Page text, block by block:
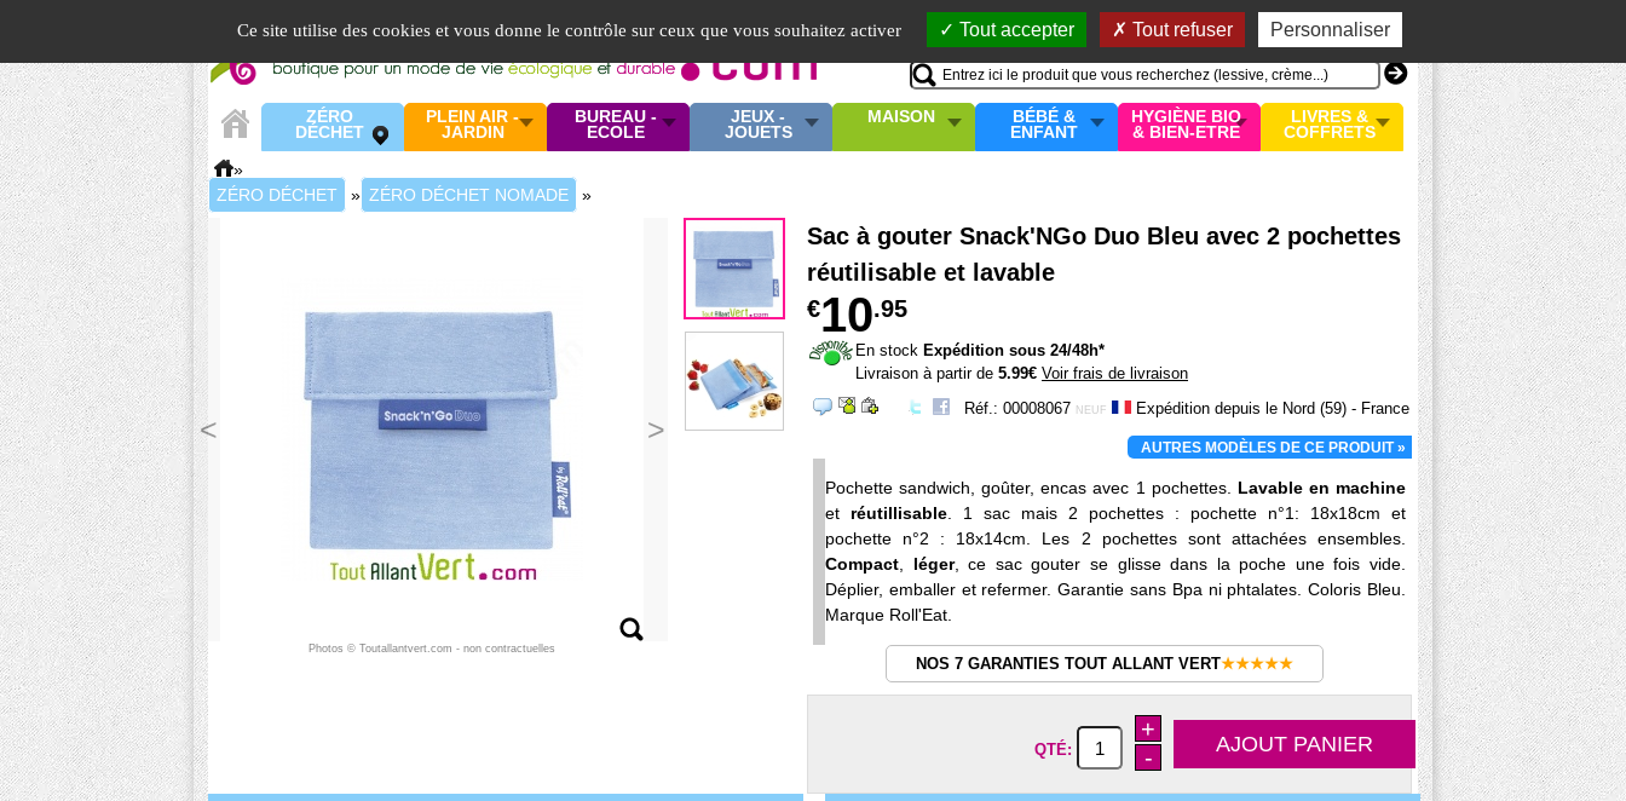
Ce site utilise des cookies et vous donne le contrôle sur ceux que vous souhaitez activer Tout accepter Tout refuser Personnaliser
Mon compte
MON PANIER
0 article
ZÉRO
DÉCHET
PLEIN AIR -
JARDIN
BUREAU -
ECOLE
JEUX -
JOUETS
MAISON
BÉBÉ &
ENFANT
HYGIÈNE BIO
& BIEN-ETRE
LIVRES &
COFFRETS
»
ZÉRO DÉCHET
» ZÉRO DÉCHET NOMADE »
>
<
Photos © Toutallantvert.com - non contractuelles
Sac à gouter Snack'NGo Duo Bleu avec 2 pochettes
réutilisable et lavable
€10.95
En stock Expédition sous 24/48h*
Livraison à partir de 5.99€ Voir frais de livraison
Réf.: 00008067 NEUF Expédition depuis le Nord (59) - France
AUTRES MODÈLES DE CE PRODUIT »
Pochette sandwich, goûter, encas avec 1 pochettes. Lavable en machine
et réutillisable . 1 sac mais 2 pochettes : pochette n°1: 18x18cm et
pochette n°2 : 18x14cm. Les 2 pochettes sont attachées ensembles.
Compact
léger, ce sac gouter se glisse dans la poche une fois vide.
Déplier, emballer et refermer. Garantie sans Bpa ni phtalates. Coloris Bleu.
Marque Roll'Eat.
NOS 7 GARANTIES TOUT ALLANT VERT★★★★★
QTÉ:
+
-